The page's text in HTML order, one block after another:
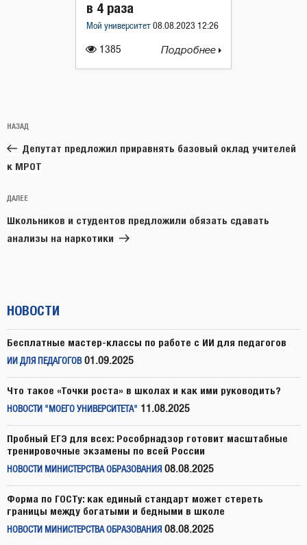
1385
в 4 раза
Мой университет 08.08.2023 12:26
Подробнее
по
записям
Предыдущая
запись:
НАЗАД
Депутат предложил приравнять базовый оклад учителей
к МРОТ
Следующая
запись
ДАЛЕЕ
Школьников и студентов предложили обязать сдавать
анализы на наркотики
НОВОСТИ
Бесплатные мастер-классы по работе с ИИ для педагогов
ИИ ДЛЯ ПЕДАГОГОВ 01.09.2025
Что такое «Точки роста» в школах и как ими руководить?
НОВОСТИ "МОЕГО УНИВЕРСИТЕТА" 11.08.2025
Пробный ЕГЭ для всех: Рособрнадзор готовит масштабные
тренировочные экзамены по всей России
НОВОСТИ МИНИСТЕРСТВА ОБРАЗОВАНИЯ 08.08.2025
Форма по ГОСТу: как единый стандарт может стереть
границы между богатыми и бедными в школе
НОВОСТИ МИНИСТЕРСТВА ОБРАЗОВАНИЯ 08.08.2025